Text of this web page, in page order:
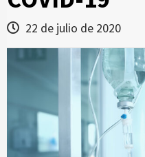
22 de julio de 2020